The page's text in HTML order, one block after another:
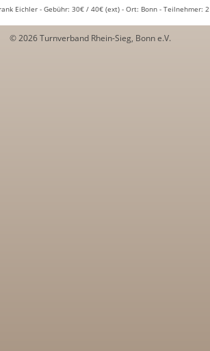
Eichler - Gebühr: 30€ / 40€ (ext) - Ort: Bonn - Teilnehmer: 2
© 2026 Turnverband Rhein-Sieg, Bonn e.V.